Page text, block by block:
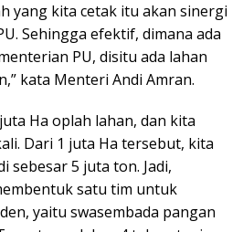
yang kita cetak itu akan sinergi
Sehingga efektif, dimana ada
PU, disitu ada lahan
kata Menteri Andi Amran.
Ha oplah lahan, dan kita
Dari 1 juta Ha tersebut, kita
sebesar 5 juta ton. Jadi,
satu tim untuk
yaitu swasembada pangan